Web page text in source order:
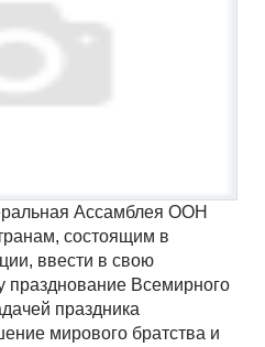
Ассамблея ООН
состоящим в
ввести в свою
празднование Всемирного
праздника
мирового братства и